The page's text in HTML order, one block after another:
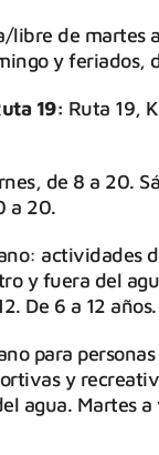
libre de martes
y feriados,
19: Ruta 19,
de 8 a 20.
a 20.
actividades
y fuera del
De 6 a 12 años.
para
y
agua. Martes a